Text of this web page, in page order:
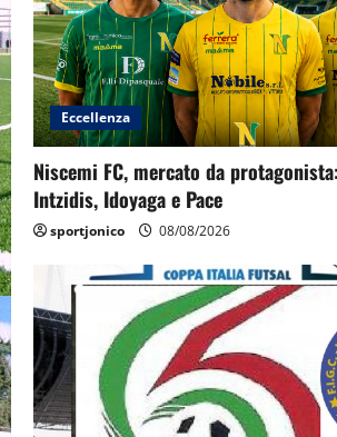
Eccellenza
Niscemi FC, mercato da
Intzidis, Idoyaga e Pace
sportjonico 08/08/2026